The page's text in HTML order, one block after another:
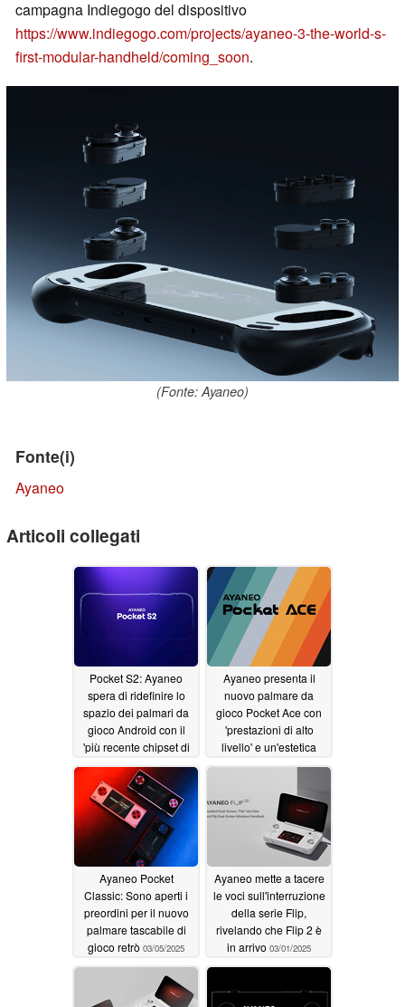
campagna Indiegogo del dispositivo
https://www.indiegogo.com/projects/ayaneo-3-the-world-s-
first-modular-handheld/coming_soon.
(Fonte: Ayaneo)
Fonte(i)
Ayaneo
Articoli collegati
Pocket S2: Ayaneo
spera di ridefinire lo
spazio dei palmari da
gioco Android con il
'più recente chipset di
punta di Qualcomm'
03/16/2025
Ayaneo presenta il
nuovo palmare da
gioco Pocket Ace con
'prestazioni di alto
livello' e un'estetica
retro'03/13/2025
Ayaneo Pocket
Classic: Sono aperti i
preordini per il nuovo
palmare tascabile di
gioco retrò 03/05/2025
Ayaneo mette a tacere
le voci sull'interruzione
della serie Flip,
rivelando che Flip 2 è
in arrivo 03/01/2025